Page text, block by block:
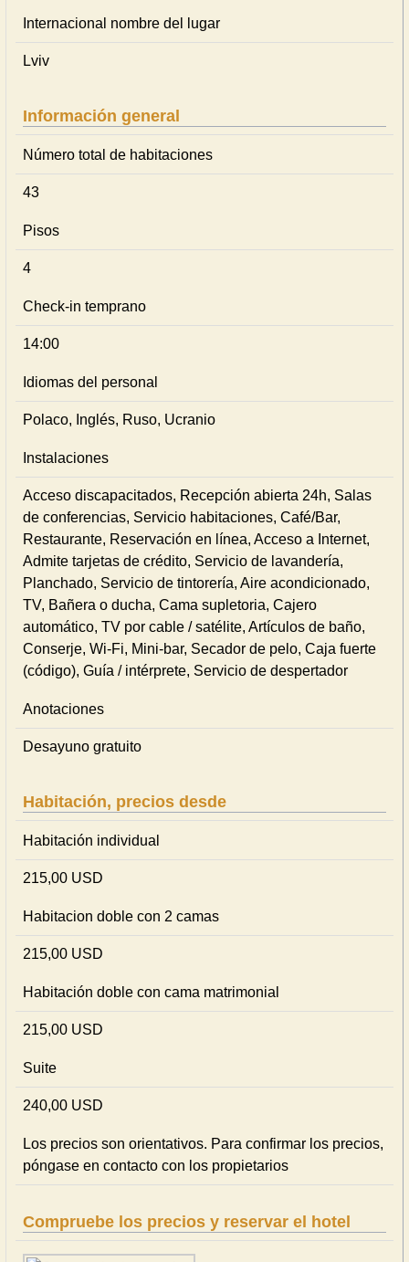
Internacional nombre del lugar
Lviv
Información general
Número total de habitaciones
43
Pisos
4
Check-in temprano
14:00
Idiomas del personal
Polaco, Inglés, Ruso, Ucranio
Instalaciones
Acceso discapacitados, Recepción abierta 24h, Salas
de conferencias, Servicio habitaciones, Café/Bar,
Restaurante, Reservación en línea, Acceso a Internet,
Admite tarjetas de crédito, Servicio de lavandería,
Planchado, Servicio de tintorería, Aire acondicionado,
TV, Bañera o ducha, Cama supletoria, Cajero
automático, TV por cable / satélite, Artículos de baño,
Conserje, Wi-Fi, Mini-bar, Secador de pelo, Caja fuerte
(código), Guía / intérprete, Servicio de despertador
Anotaciones
Desayuno gratuito
Habitación, precios desde
Habitación individual
215,00 USD
Habitacion doble con 2 camas
215,00 USD
Habitación doble con cama matrimonial
215,00 USD
Suite
240,00 USD
Los precios son orientativos. Para confirmar los precios,
póngase en contacto con los propietarios
Compruebe los precios y reservar el hotel